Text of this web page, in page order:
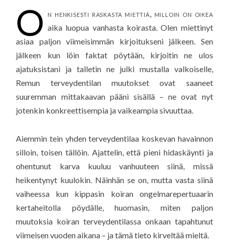
O n henkisesti raskasta miettiä, milloin on oikea
aika luopua vanhasta koirasta. Olen miettinyt
asiaa paljon viimeisimmän kirjoitukseni jälkeen. Sen
jälkeen kun löin faktat pöytään, kirjoitin ne ulos
ajatuksistani ja talletin ne julki mustalla valkoiselle,
Remun terveydentilan muutokset ovat saaneet
suuremman mittakaavan pääni sisällä – ne ovat nyt
jotenkin konkreettisempia ja vaikeampia sivuuttaa.
Aiemmin tein yhden terveydentilaa koskevan havainnon
silloin, toisen tällöin. Ajattelin, että pieni hidaskäynti ja
ohentunut karva kuuluu vanhuuteen siinä, missä
heikentynyt kuulokin. Näinhän se on, mutta vasta siinä
vaiheessa kun kippasin koiran ongelmarepertuaarin
kertaheitolla pöydälle, huomasin, miten paljon
muutoksia koiran terveydentilassa onkaan tapahtunut
viimeisen vuoden aikana – ja tämä tieto kirveltää mieltä.